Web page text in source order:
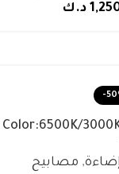
د.ك
-
إضاءة, مصابيح